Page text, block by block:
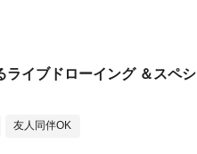
ライブドローイング ＆スペシ
友人同伴OK